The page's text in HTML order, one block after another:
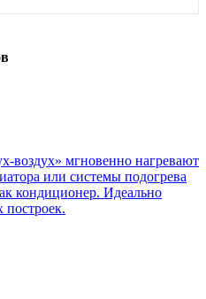
воздух» мгновенно нагревают
или системы подогрева
кондиционер. Идеально
построек.